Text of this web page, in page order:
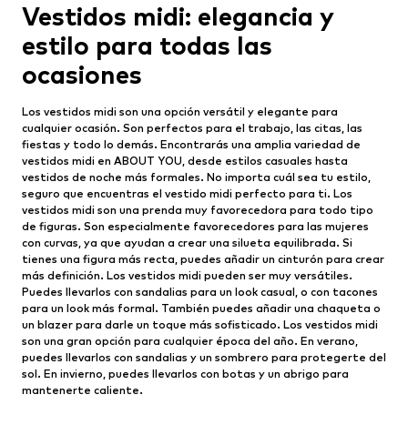
Vestidos midi: elegancia y
estilo para todas las
ocasiones
Los vestidos midi son una opción versátil y elegante para
cualquier ocasión. Son perfectos para el trabajo, las citas, las
fiestas y todo lo demás. Encontrarás una amplia variedad de
vestidos midi en ABOUT YOU, desde estilos casuales hasta
vestidos de noche más formales. No importa cuál sea tu estilo,
seguro que encuentras el vestido midi perfecto para ti. Los
vestidos midi son una prenda muy favorecedora para todo tipo
de figuras. Son especialmente favorecedores para las mujeres
con curvas, ya que ayudan a crear una silueta equilibrada. Si
tienes una figura más recta, puedes añadir un cinturón para crear
más definición. Los vestidos midi pueden ser muy versátiles.
Puedes llevarlos con sandalias para un look casual, o con tacones
para un look más formal. También puedes añadir una chaqueta o
un blazer para darle un toque más sofisticado. Los vestidos midi
son una gran opción para cualquier época del año. En verano,
puedes llevarlos con sandalias y un sombrero para protegerte del
sol. En invierno, puedes llevarlos con botas y un abrigo para
mantenerte caliente.